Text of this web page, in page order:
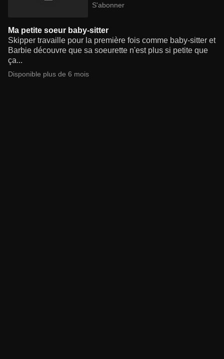
S'abonner
Ma petite soeur baby-sitter
Skipper travaille pour la première fois comme baby-sitter et
Barbie découvre que sa soeurette n'est plus si petite que
ça...
Disponible plus de 6 mois